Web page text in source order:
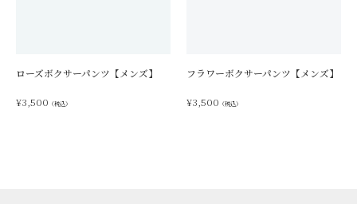
ローズボクサーパンツ【メンズ】
¥3,500 （税込）
フラワーボクサーパンツ【メンズ】
¥3,500 （税込）